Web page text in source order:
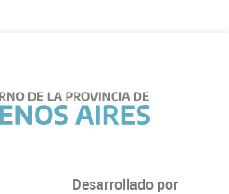
Desarrollado por